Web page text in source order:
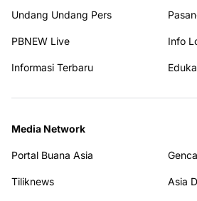
Undang Undang Pers
PBNEW Live Info
Informasi Terbaru
Media Network
Portal Buana Asia
Tiliknews Asia